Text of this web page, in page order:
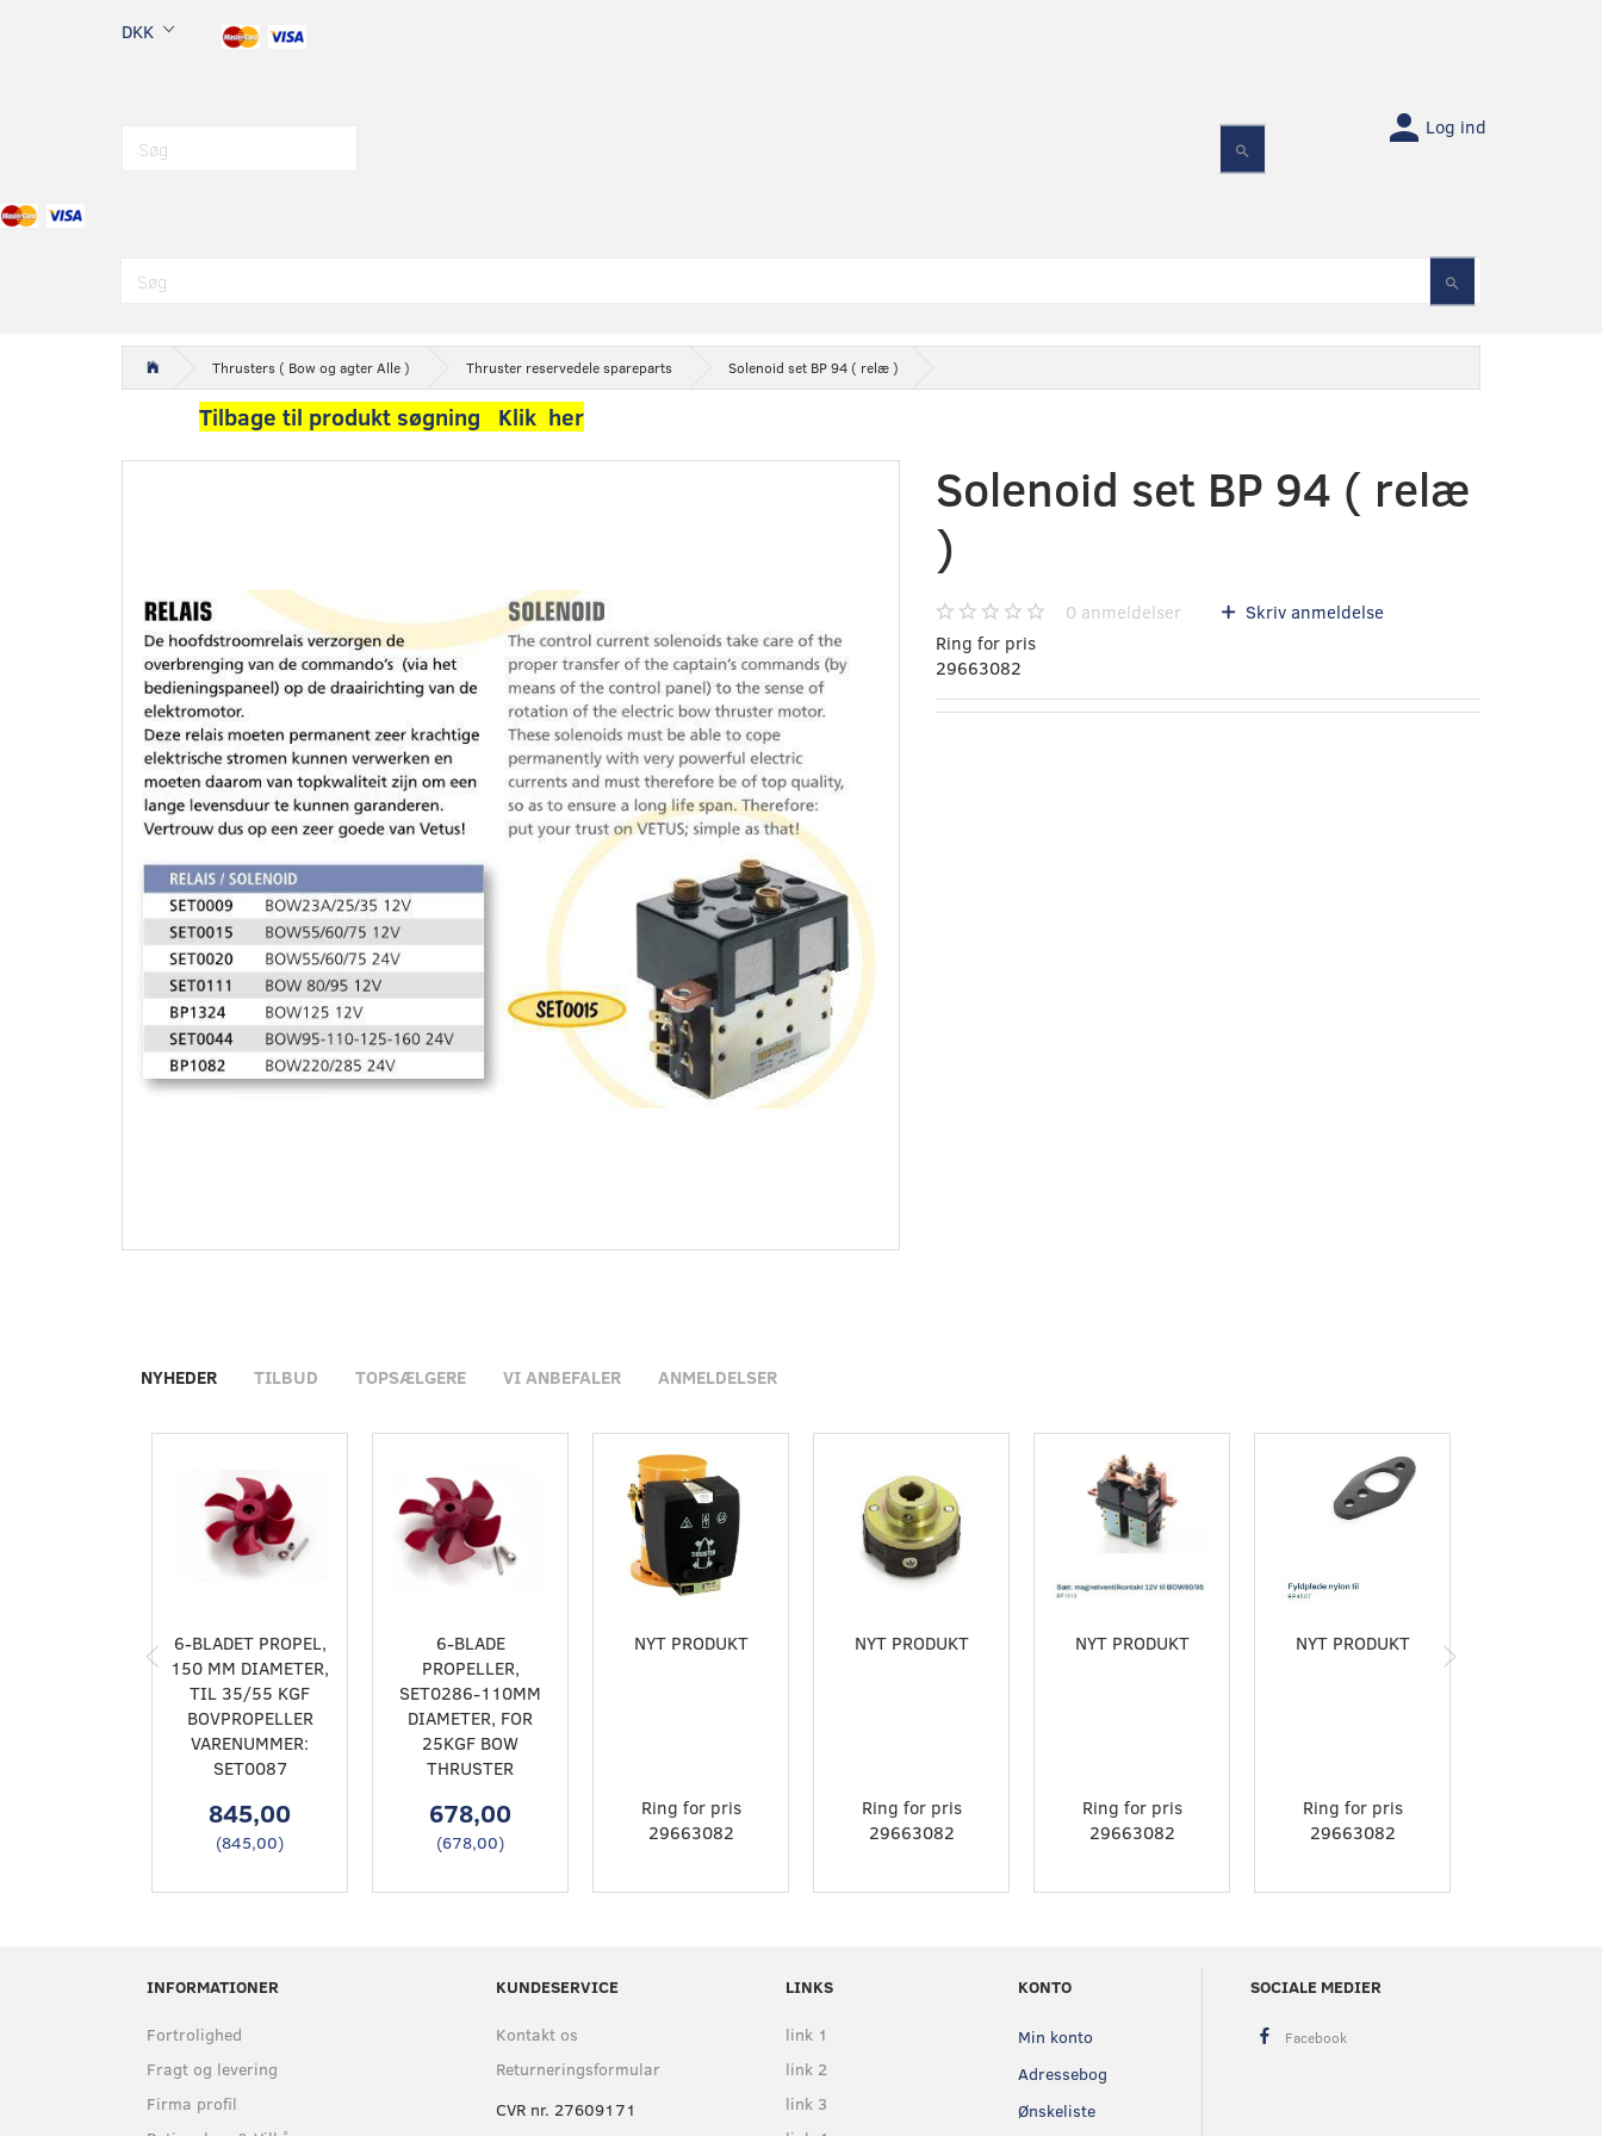
DKK
Log ind
Thrusters ( Bow og agter Alle ) Thruster reservedele spareparts Solenoid set BP 94 ( relæ )
Tilbage til produkt søgning Klik her
Solenoid set BP 94 ( relæ
)
0 anmeldelser
Skriv anmeldelse
Ring for pris
29663082
NYHEDER TILBUD TOPSÆLGERE VI ANBEFALER ANMELDELSER
6-BLADET PROPEL,
150 MM DIAMETER,
TIL 35/55 KGF
BOVPROPELLER
VARENUMMER:
SET0087
845,00
(845,00)
6-BLADE
PROPELLER,
SET0286-110MM
DIAMETER, FOR
25KGF BOW
THRUSTER
678,00
(678,00)
NYT PRODUKT
Ring for pris
29663082
NYT PRODUKT
Ring for pris
29663082
NYT PRODUKT
Ring for pris
29663082
NYT PRODUKT
Ring for pris
29663082
INFORMATIONER
Fortrolighed
Fragt og levering
Firma profil
KUNDESERVICE
Kontakt os
Returneringsformular
CVR nr. 27609171
LINKS
link 1
link 2
link 3
KONTO
Min konto
Adressebog
Ønskeliste
SOCIALE MEDIER